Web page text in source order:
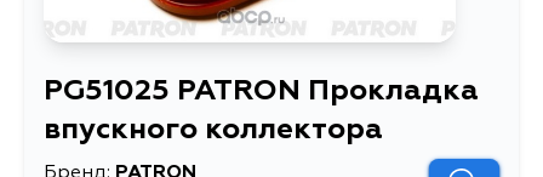
PG51025 PATRON Прокладка
впускного коллектора